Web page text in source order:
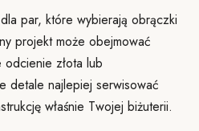
par, które wybierają obrączki
projekt może obejmować
odcienie złota lub
detale najlepiej serwisować
właśnie Twojej biżuterii.